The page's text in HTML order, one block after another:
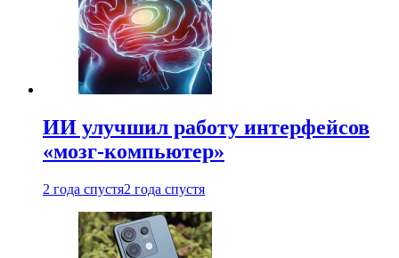
ИИ улучшил работу интерфейсов
«мозг-компьютер»
2 года спустя2 года спустя